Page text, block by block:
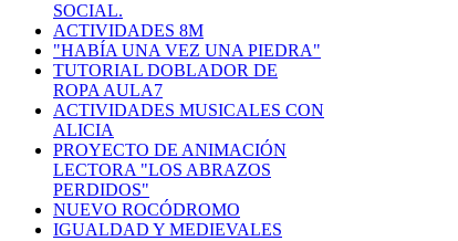
SOCIAL.
ACTIVIDADES 8M
"HABÍA UNA VEZ UNA PIEDRA"
TUTORIAL DOBLADOR DE
ROPA AULA7
ACTIVIDADES MUSICALES CON
ALICIA
PROYECTO DE ANIMACIÓN
LECTORA "LOS ABRAZOS
PERDIDOS"
NUEVO ROCÓDROMO
IGUALDAD Y MEDIEVALES